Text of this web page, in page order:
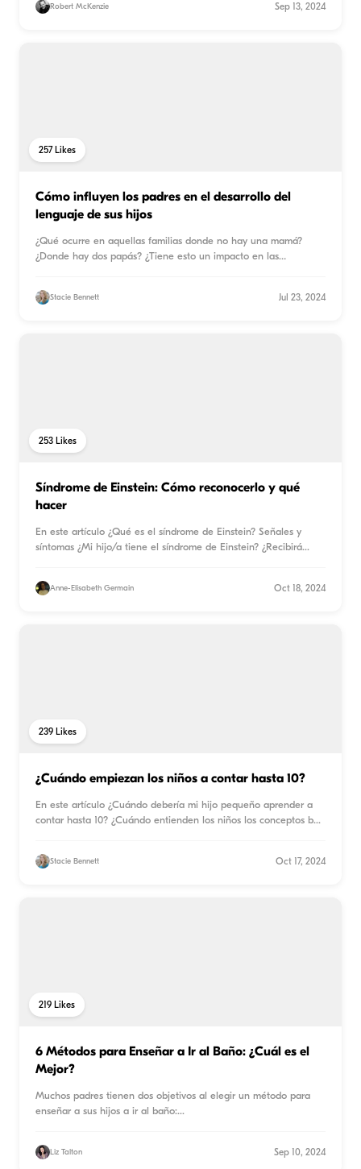
Robert McKenzie Sep 13, 2024
257Likes
Cómo influyen los padres en el desarrollo del
lenguaje de sus hijos
¿Qué ocurre en aquellas familias donde no hay una mamá?
¿Donde hay dos papás? ¿Tiene esto un impacto en las
Stacie Bennett Jul 23, 2024
253 Likes
Síndrome de Einstein: Cómo reconocerlo y qué
hacer
En este artículo ¿Qué es el síndrome de Einstein? Señales y
síntomas ¿Mi hijo/a tiene el síndrome de Einstein? ¿Recibirá...
Anne-Elisabeth Germain Oct 18, 2024
239 Likes
¿Cuándo empiezan los niños a contar hasta 10?
En este artículo ¿Cuándo debería mi hijo pequeño aprender a
contar hasta 10? ¿Cuándo entienden los niños los conceptos b...
Stacie Bennett Oct 17, 2024
219 Likes
6 Métodos para Enseñar a Ir al Baño: ¿Cuál es el
Mejor?
Muchos padres tienen dos objetivos al elegir un método para
enseñar a sus hijos a ir al baño:...
Liz Talton Sep 10, 2024